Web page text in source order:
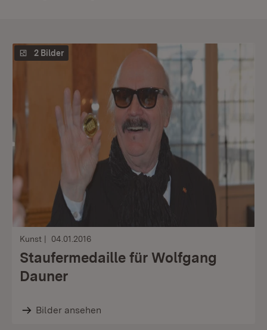
2 Bilder
Kunst 04.01.2016
Staufermedaille für Wolfgang
Dauner
Bilder ansehen